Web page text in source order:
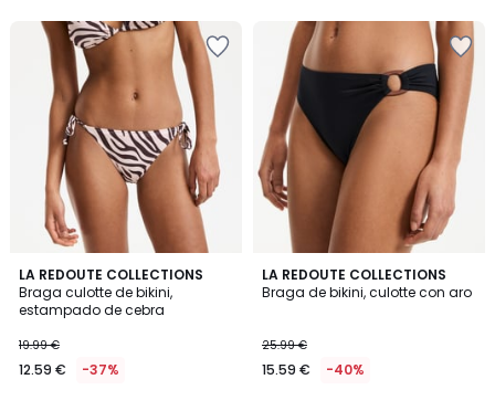
LA REDOUTE COLLECTIONS
Braga culotte de bikini,
estampado de cebra
19.99 €
12.59 € -37%
3
/
5
LA REDOUTE COLLECTIONS
Braga de bikini, culotte con aro
25.99 €
15.59 € -40%